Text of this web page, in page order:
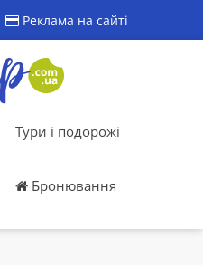
Реклама на сайті
Тури і подорожі
Бронювання